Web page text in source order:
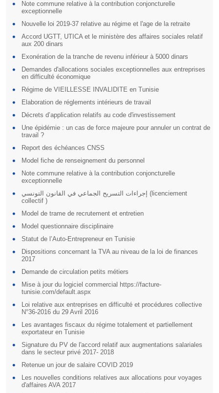
Note commune relative à la contribution conjoncturelle
exceptionnelle
Nouvelle loi 2019-37 relative au régime et l'age de la retraite
Accord UGTT, UTICA et le ministère des affaires sociales relatif
aux 200 dinars
Exonération de la tranche de revenu inférieur à 5000 dinars
Demandes d'allocations sociales exceptionnelles aux entreprises
en difficulté économique
Régime de VIEILLESSE INVALIDITE en Tunisie
Elaboration de réglements intérieurs de travail
Décrets d’application relatifs au code d'investissement
Une épidémie : un cas de force majeure pour annuler un contrat de
travail ?
Report des échéances CNSS
Model fiche de renseignement du personnel
Note commune relative à la contribution conjoncturelle
exceptionnelle
إجراءات التسريح الجماعي في القانون التونسي (licenciement
collectif )
Model de trame de recrutement et entretien
Model questionnaire disciplinaire
Statut de l’Auto-Entrepreneur en Tunisie
Dispositions concernant la TVA au niveau de la loi de finances
2017
Demande de circulation petits métiers
Mise à jour du logiciel commercial https://facture-
tunisie.com/default.aspx
Loi relative aux entreprises en difficulté et procédures collective
N°36-2016 du 29 Avril 2016
Les avantages fiscaux du régime totalement et partiellement
exportateur en Tunisie
Signature du PV de l'accord relatif aux augmentations salariales
dans le secteur privé 2017- 2018
Retenue un jour de salaire COVID 2019
Les nouvelles conditions relatives aux allocations pour voyages
d'affaires AVA 2017